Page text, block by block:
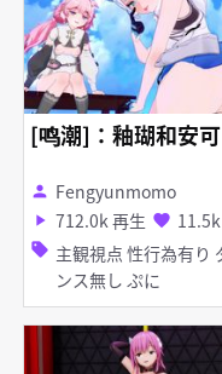
[鸣潮]：釉瑚和安可
person Fengyunmomo
play_arrow 712.0k 再生 favorite 11.5k
sell 主観視点 性行為有り ダ
ンス無し ぷに